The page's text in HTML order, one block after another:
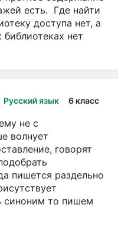
есть. Где найти
доступа нет, а
нет
Русский язык 6 класс
не с
волнует
говорят
пишется раздельно
синоним то пишем